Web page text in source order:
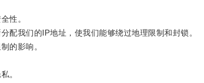
性。
我们的IP地址，使我们能够绕过地理限制和封锁。
的影响。
。